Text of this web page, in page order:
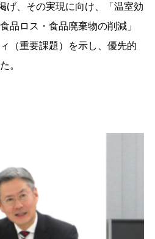
げ、その実現に向け、「温室効
品ロス・食品廃棄物の削減」
（重要課題）を示し、優先的
。